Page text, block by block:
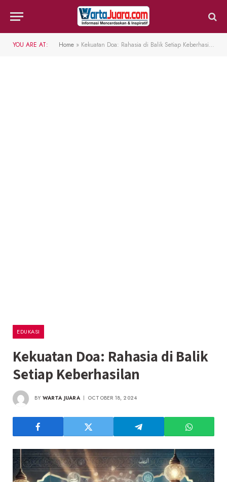
YOU ARE AT: Home » Kekuatan Doa: Rahasia di Balik Setiap Keberhasilan
EDUKASI
Kekuatan Doa: Rahasia di Balik
Setiap Keberhasilan
BY WARTA JUARA OCTOBER 18, 2024